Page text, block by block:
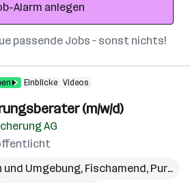
Alarm anlegen
passende Jobs – sonst nichts!
Einblicke Videos
(m/w/d)
AG
und Umgebung, Fischamend, Purkersdorf